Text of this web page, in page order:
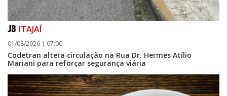
ITAJAÍ
01/08/2026 | 07:00
Codetran altera circulação na Rua Dr. Hermes Atílio
Mariani para reforçar segurança viária